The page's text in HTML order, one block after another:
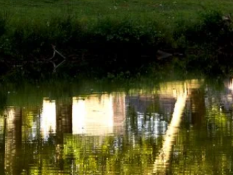
ONTMOETEN IN EEN
SEMINAR